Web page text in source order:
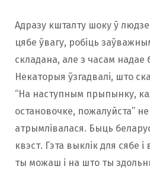
Адразу кшталту шоку ў
цябе ўвагу, робіць
складана, але з часам надае
Некаторыя ўзгадвалі, што
“На наступным прыпынку,
остановочке, пожалуйста”
атрымлівалася. Быць
квэст. Гэта выклік для сябе
ты можаш і на што ты